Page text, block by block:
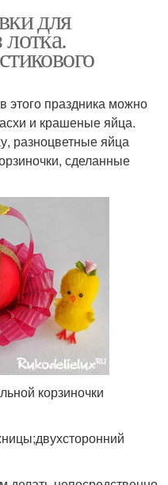
для
этого праздника можно
и крашеные яйца.
разноцветные яйца
сделанные
корзиночки